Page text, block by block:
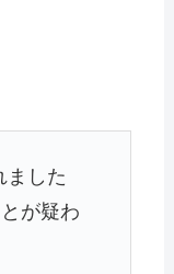
ました
が疑わ